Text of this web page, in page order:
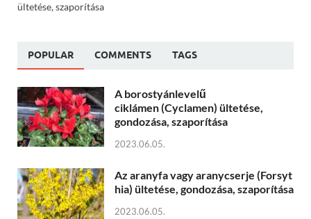
ültetése, szaporítása
POPULAR COMMENTS TAGS
A borostyánlevelű
ciklámen (Cyclamen) ültetése,
gondozása, szaporítása
2023.06.05.
Az aranyfa vagy aranycserje (Forsyt
hia) ültetése, gondozása, szaporítása
2023.06.05.